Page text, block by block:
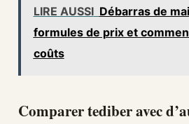
LIRE AUSSI Débarras de
formules de prix et
coûts
Comparer tediber avec